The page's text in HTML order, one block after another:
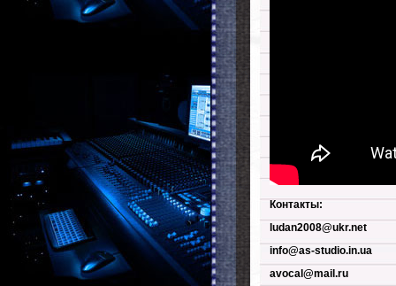
Контакты:
ludan2008@ukr.net
info@as-studio.in.ua
avocal@mail.ru